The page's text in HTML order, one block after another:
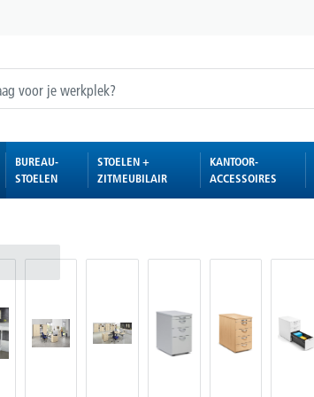
BUREAU-
STOELEN
STOELEN +
ZITMEUBILAIR
KANTOOR-
ACCESSOIRES